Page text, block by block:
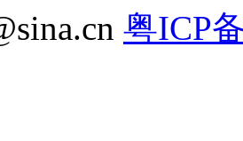
粤ICP